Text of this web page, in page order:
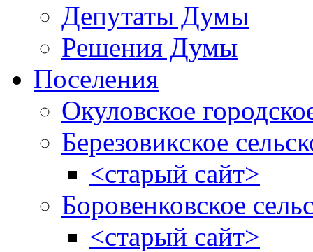
Депутаты Думы
Решения Думы
Поселения
Окуловское
Березовикское
<старый сайт>
Боровенковское
<старый сайт>